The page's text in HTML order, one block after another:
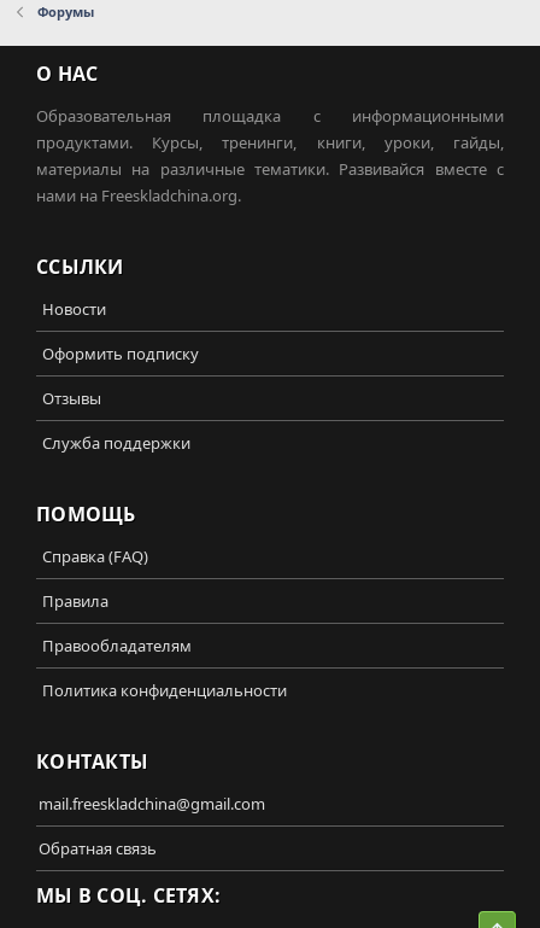
Форумы
О НАС
Образовательная площадка с информационными
продуктами. Курсы, тренинги, книги, уроки, гайды,
материалы на различные тематики. Развивайся вместе с
нами на Freeskladchina.org.
ССЫЛКИ
Новости
Оформить подписку
Отзывы
Служба поддержки
ПОМОЩЬ
Справка (FAQ)
Правила
Правообладателям
Политика конфиденциальности
КОНТАКТЫ
mail.freeskladchina@gmail.com
Обратная связь
МЫ В СОЦ. СЕТЯХ: